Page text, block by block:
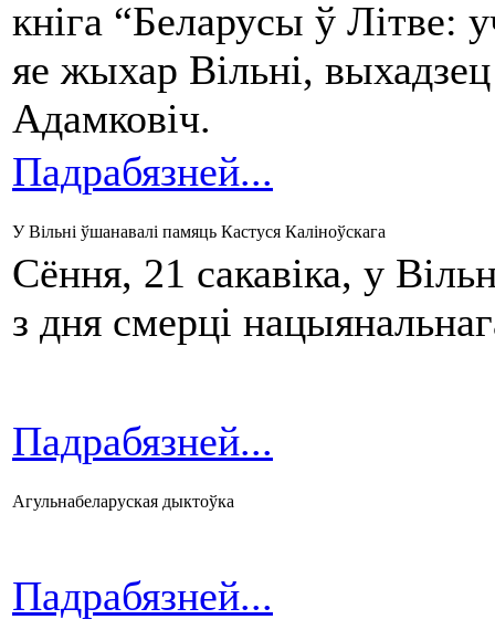
кніга “Беларусы ў Літве:
яе жыхар Вільні,
Адамковіч.
Падрабязней...
У Вільні ўшанавалі памяць Кастуся Каліноўскага
Сёння, 21 сакавіка, у
з дня смерці
Падрабязней...
Агульнабеларуская дыктоўка
Падрабязней...